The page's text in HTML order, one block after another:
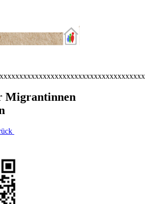
Migrantinnen